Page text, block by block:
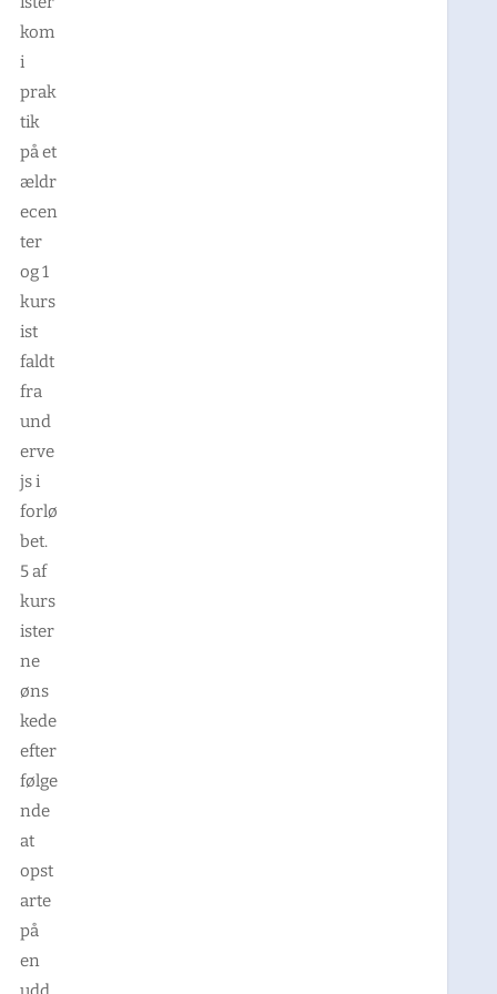
kom
i
prak
tik
på et
ældr
ecen
ter
og 1
kurs
ist
faldt
fra
und
erve
js i
forlø
bet.
5 af
kurs
ister
ne
øns
kede
efter
følge
nde
at
opst
arte
på
en